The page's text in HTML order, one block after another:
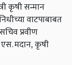
कृषी सन्मान
वाटपाबाबत
प्रवीण
मदान,कृषी